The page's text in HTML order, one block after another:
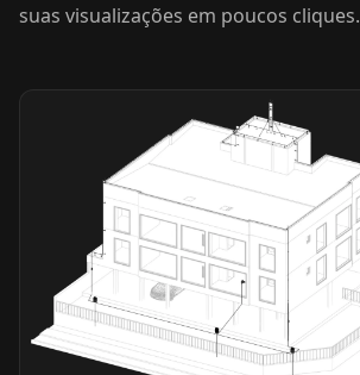
suas visualizações em poucos cliques.